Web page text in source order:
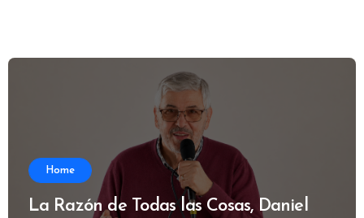
Home
La Razón de Todas las Cosas, Daniel